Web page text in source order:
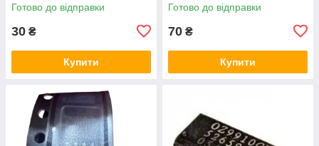
Готово до відправки
30 ₴
Купити
Готово до відправки
70 ₴
Купити